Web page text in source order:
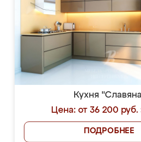
Кухня
Цена: от 36 200 руб.
ПОДРОБНЕЕ